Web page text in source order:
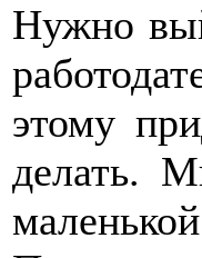
Нужно
этому
делать.